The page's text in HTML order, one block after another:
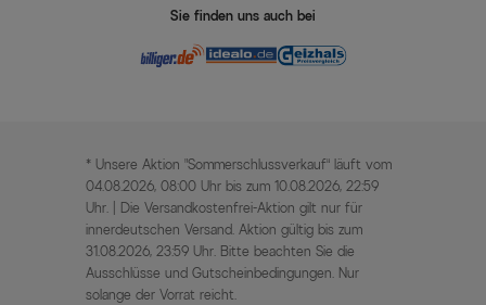
Sie finden uns auch bei
* Unsere Aktion „Sommerschlussverkauf“ läuft vom
04.08.2026, 08:00 Uhr bis zum 10.08.2026, 22:59
Uhr. | Die Versandkostenfrei-Aktion gilt nur für
innerdeutschen Versand. Aktion gültig bis zum
31.08.2026, 23:59 Uhr. Bitte beachten Sie die
Ausschlüsse und Gutscheinbedingungen. Nur
solange der Vorrat reicht.